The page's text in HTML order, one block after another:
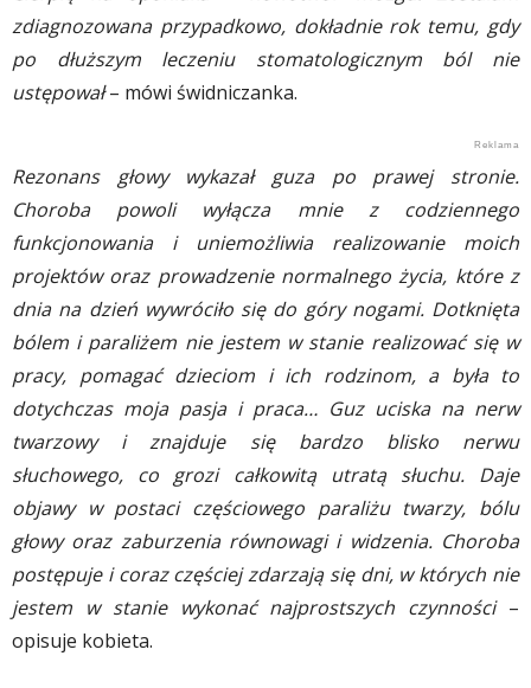
zdiagnozowana przypadkowo, dokładnie rok temu, gdy
po dłuższym leczeniu stomatologicznym ból nie
ustępował– mówi świdniczanka.
Rezonans głowy wykazał guza po prawej stronie.
Choroba powoli wyłącza mnie z codziennego
funkcjonowania i uniemożliwia realizowanie moich
projektów oraz prowadzenie normalnego życia, które z
dnia na dzień wywróciło się do góry nogami. Dotknięta
bólem i paraliżem nie jestem w stanie realizować się w
pracy, pomagać dzieciom i ich rodzinom, a była to
dotychczas moja pasja i praca… Guz uciska na nerw
twarzowy i znajduje się bardzo blisko nerwu
słuchowego, co grozi całkowitą utratą słuchu. Daje
objawy w postaci częściowego paraliżu twarzy, bólu
głowy oraz zaburzenia równowagi i widzenia. Choroba
postępuje i coraz częściej zdarzają się dni, w których nie
jestem w stanie wykonać najprostszych czynności–
opisuje kobieta.